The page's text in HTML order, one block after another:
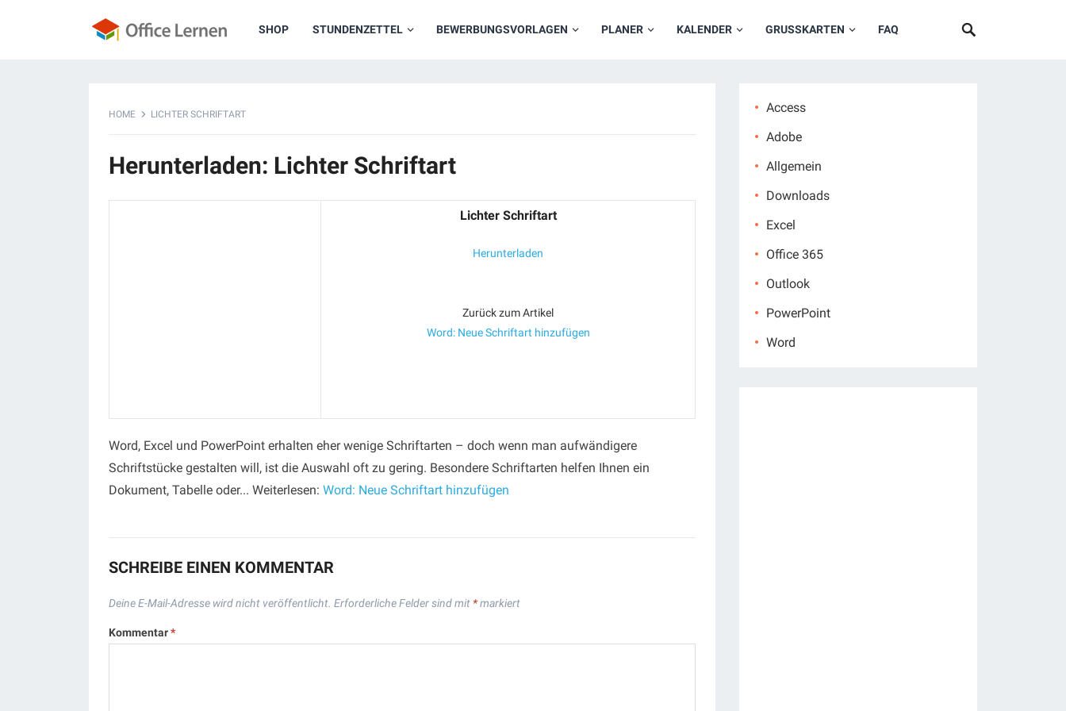
SHOP STUNDENZETTEL BEWERBUNGSVORLAGEN PLANER KALENDER GRUSSKARTEN FAQ
HOME LICHTER SCHRIFTART
Herunterladen: Lichter Schriftart
Lichter Schriftart
Herunterladen
Zurück zum Artikel
Word: Neue Schriftart hinzufügen
Word, Excel und PowerPoint erhalten eher wenige Schriftarten – doch wenn man aufwändigere
Schriftstücke gestalten will, ist die Auswahl oft zu gering. Besondere Schriftarten helfen Ihnen ein
Dokument, Tabelle oder... Weiterlesen: Word: Neue Schriftart hinzufügen
SCHREIBE EINEN KOMMENTAR
Deine E-Mail-Adresse wird nicht veröffentlicht. Erforderliche Felder sind mit *markiert
Kommentar*
Access
Adobe
Allgemein
Downloads
Excel
Office 365
Outlook
PowerPoint
Word